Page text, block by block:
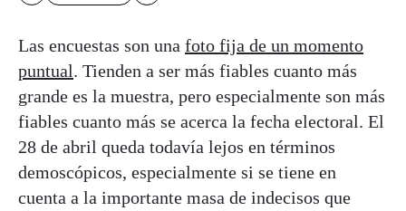
Las encuestas son una foto fija de un momento
puntual. Tienden a ser más fiables cuanto más
grande es la muestra, pero especialmente son más
fiables cuanto más se acerca la fecha electoral. El
28 de abril queda todavía lejos en términos
demoscópicos, especialmente si se tiene en
cuenta a la importante masa de indecisos que